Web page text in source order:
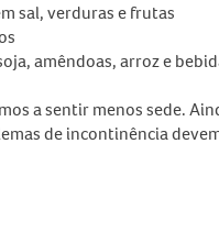
sal, verduras e frutas
amêndoas, arroz e
a sentir menos sede.
de incontinência